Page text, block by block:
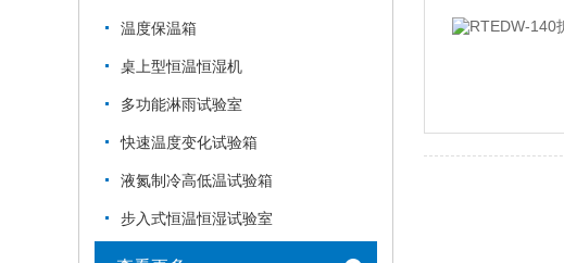
温度保温箱
桌上型恒温恒湿机
多功能淋雨试验室
快速温度变化试验箱
液氮制冷高低温试验箱
步入式恒温恒湿试验室